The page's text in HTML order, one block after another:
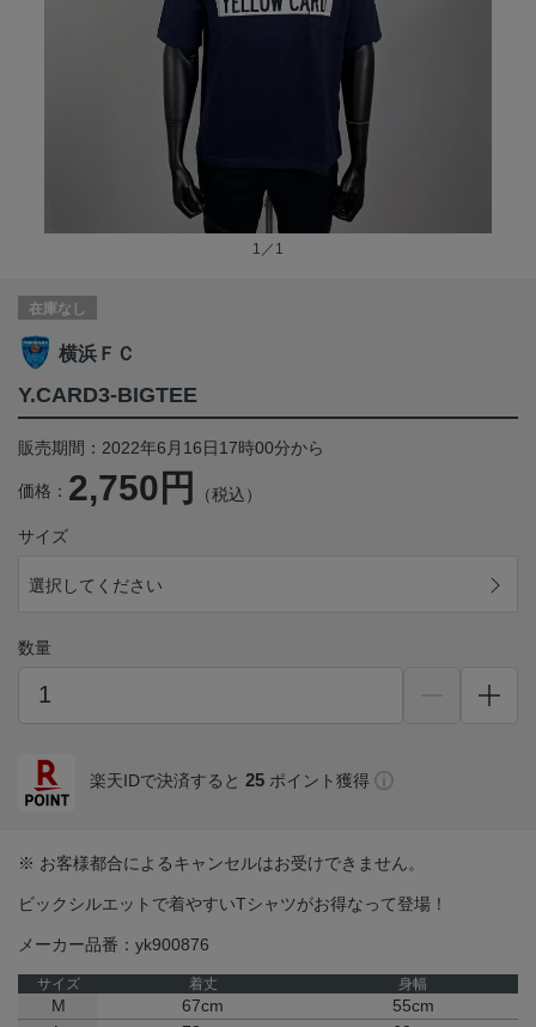
1／1
在庫なし
横浜ＦＣ
Y.CARD3-BIGTEE
販売期間：2022年6月16日17時00分から
価格： 2,750円 （税込）
サイズ
選択してください
数量
楽天IDで決済すると 25 ポイント獲得
※ お客様都合によるキャンセルはお受けできません。
ビックシルエットで着やすいTシャツがお得なって登場！
メーカー品番：yk900876
サイズ 着丈 身幅
M 67cm
55cm